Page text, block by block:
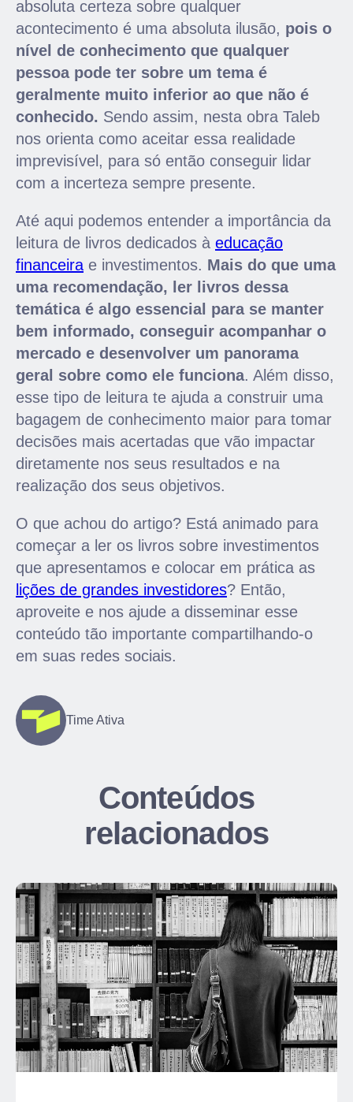
absoluta certeza sobre qualquer
acontecimento é uma absoluta ilusão, pois o
nível de conhecimento que qualquer
pessoa pode ter sobre um tema é
geralmente muito inferior ao que não é
conhecido. Sendo assim, nesta obra Taleb
nos orienta como aceitar essa realidade
imprevisível, para só então conseguir lidar
com a incerteza sempre presente.
Até aqui podemos entender a importância da
leitura de livros dedicados à educação
financeira e investimentos. Mais do que uma
uma recomendação, ler livros dessa
temática é algo essencial para se manter
bem informado, conseguir acompanhar o
mercado e desenvolver um panorama
geral sobre como ele funciona. Além disso,
esse tipo de leitura te ajuda a construir uma
bagagem de conhecimento maior para tomar
decisões mais acertadas que vão impactar
diretamente nos seus resultados e na
realização dos seus objetivos.
O que achou do artigo? Está animado para
começar a ler os livros sobre investimentos
que apresentamos e colocar em prática as
lições de grandes investidores? Então,
aproveite e nos ajude a disseminar esse
conteúdo tão importante compartilhando-o
em suas redes sociais.
Time Ativa
Conteúdos
relacionados